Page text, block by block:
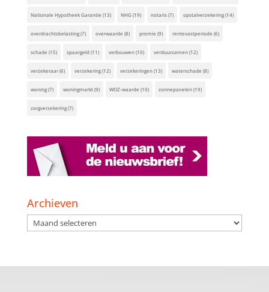
Nationale Hypotheek Garantie (13) NHG(19) notaris(7) opstalverzekering(14)
overdrachtsbelasting(7) overwaarde (8) premie (9) rentevastperiode (6)
schade (15) spaargeld(11) verbouwen(10) verduurzamen(12)
verzekeraar(6) verzekering(12) verzekeringen(13) waterschade (8)
woning(7) woningmarkt(9) WOZ-waarde (10) zonnepanelen(19)
zorgverzekering(7)
Archieven
Archieven